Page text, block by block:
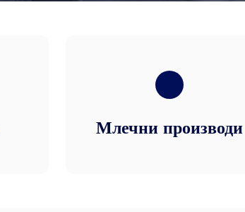
Млечни производи